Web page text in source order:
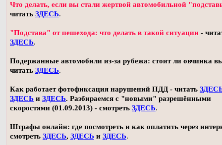
Что делать, если вы стали жертвой автомобильной
читать ЗДЕСЬ.
"Подстава" от пешехода: что делать в такой ситуации -
ЗДЕСЬ.
Подержанные автомобили из-за рубежа: стоит ли овчинка
читать ЗДЕСЬ.
Как работает фотофиксация нарушений ПДД - читать
ЗДЕСЬ и ЗДЕСЬ. Разбираемся с "новыми" разрешёнными
скоростями (01.09.2013) - смотреть ЗДЕСЬ.
Штрафы онлайн: где посмотреть и как оплатить через
смотреть ЗДЕСЬ, ЗДЕСЬ и ЗДЕСЬ.